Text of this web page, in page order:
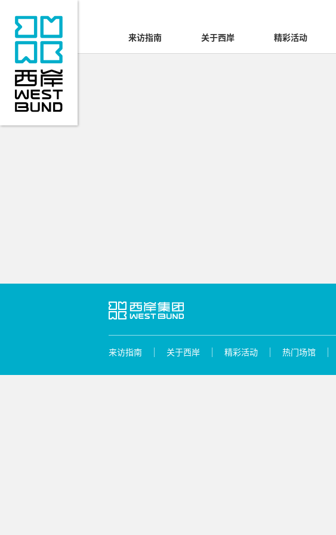
来访指南 关于西岸 精彩活动
来访指南 关于西岸 精彩活动 热门场馆